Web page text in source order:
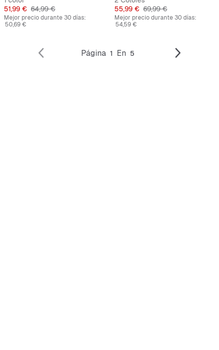
Precio
51,99 € Precio original
64,99 €
Mejor precio durante 30 días:
50,69 €
Precio
55,99 € Precio original
69,99 €
Mejor precio durante 30 días:
54,59 €
Página 1 En 5